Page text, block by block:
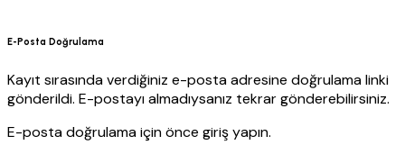
E-Posta Doğrulama
Kayıt sırasında verdiğiniz e-posta adresine doğrulama linki
gönderildi. E-postayı almadıysanız tekrar gönderebilirsiniz.
E-posta doğrulama için önce giriş yapın.